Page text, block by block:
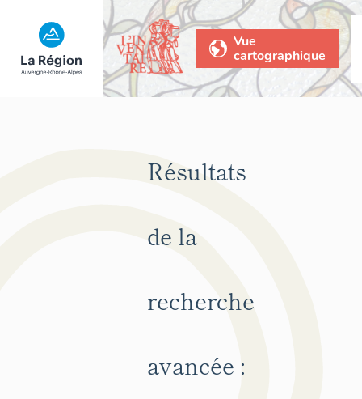
Vue
cartographique
Résultats
de la
recherche
avancée :